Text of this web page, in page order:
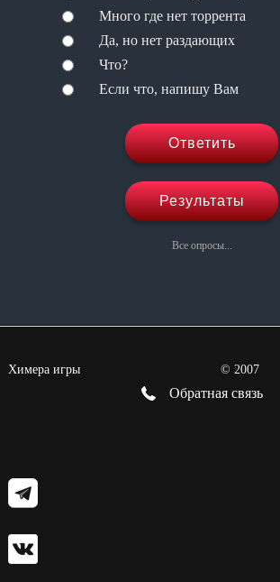
Много где нет торрента
Да, но нет раздающих
Что?
Если что, напишу Вам
Ответить
Результаты
Все опросы...
Химера игры © 2007
Обратная связь